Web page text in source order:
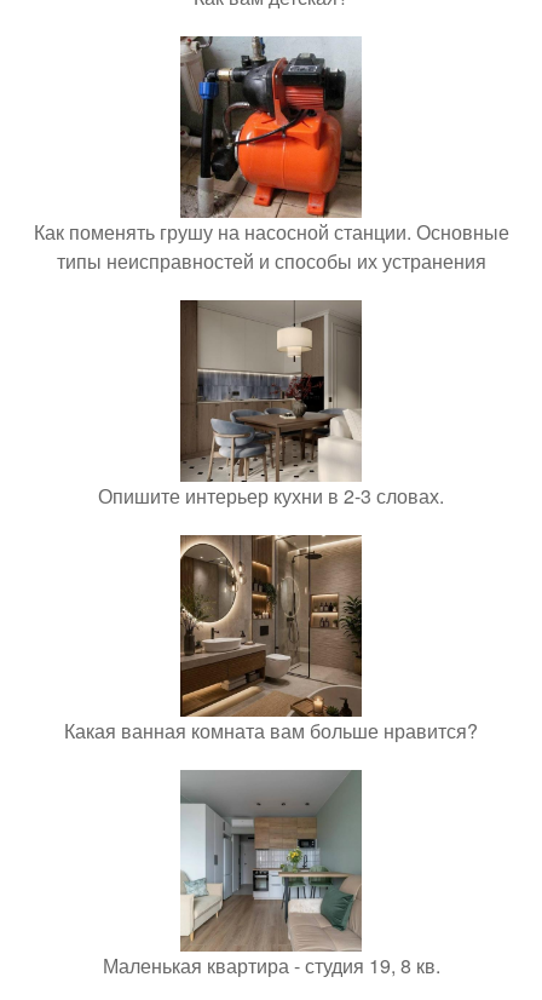
Как поменять грушу на насосной станции. Основные
типы неисправностей и способы их устранения
Опишите интерьер кухни в 2-3 словах.
Какая ванная комната вам больше нравится?
Маленькая квартира - студия 19, 8 кв.